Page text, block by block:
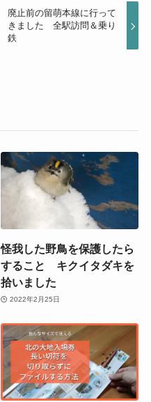
廃止前の留萌本線に行って
きました 全駅訪問＆乗り
鉄
怪我した野鳥を保護したら
すること キクイタダキを
拾いました
2022年2月25日